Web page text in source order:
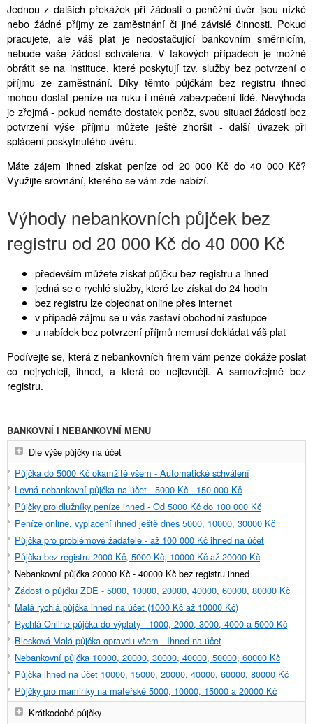
Jednou z dalších překážek při žádosti o peněžní úvěr jsou nízké
nebo žádné příjmy ze zaměstnání či jiné závislé činnosti. Pokud
pracujete, ale váš plat je nedostačující bankovním směrnicím,
nebude vaše žádost schválena. V takových případech je možné
obrátit se na instituce, které poskytují tzv. služby bez potvrzení o
příjmu ze zaměstnání. Díky těmto půjčkám bez registru ihned
mohou dostat peníze na ruku i méně zabezpečení lidé. Nevýhoda
je zřejmá - pokud nemáte dostatek peněz, svou situaci žádostí bez
potvrzení výše příjmu můžete ještě zhoršit - další úvazek při
splácení poskytnutého úvěru.
Máte zájem ihned získat peníze od 20 000 Kč do 40 000 Kč?
Využijte srovnání, kterého se vám zde nabízí.
Výhody nebankovních půjček bez
registru od 20 000 Kč do 40 000 Kč
především můžete získat půjčku bez registru a ihned
jedná se o rychlé služby, které lze získat do 24 hodin
bez registru lze objednat online přes internet
v případě zájmu se u vás zastaví obchodní zástupce
u nabídek bez potvrzení příjmů nemusí dokládat váš plat
Podívejte se, která z nebankovních firem vám penze dokáže poslat
co nejrychleji, ihned, a která co nejlevněji. A samozřejmě bez
registru.
BANKOVNÍ I NEBANKOVNÍ MENU
Dle výše půjčky na účet
Půjčka do 5000 Kč okamžitě všem - Automatické schválení
Levná nebankovní půjčka na účet - 5000 Kč - 150 000 Kč
Půjčky pro dlužníky peníze ihned - Od 5000 Kč do 100 000 Kč
Peníze online, vyplacení ihned ještě dnes 5000, 10000, 30000 Kč
Půjčka pro problémové žadatele - až 100 000 Kč ihned na účet
Půjčka bez registru 2000 Kč, 5000 Kč, 10000 Kč až 20000 Kč
Nebankovní půjčka 20000 Kč - 40000 Kč bez registru ihned
Žádost o půjčku ZDE - 5000, 10000, 20000, 40000, 60000, 80000 Kč
Malá rychlá půjčka ihned na účet (1000 Kč až 10000 Kč)
Rychlá Online půjčka do výplaty - 1000, 2000, 3000, 4000 a 5000 Kč
Blesková Malá půjčka opravdu všem - Ihned na účet
Nebankovní půjčka 10000, 20000, 30000, 40000, 50000, 60000 Kč
Půjčka ihned na účet 10000, 15000, 20000, 40000, 60000, 80000 Kč
Půjčky pro maminky na mateřské 5000, 10000, 15000 a 20000 Kč
Krátkodobé půjčky